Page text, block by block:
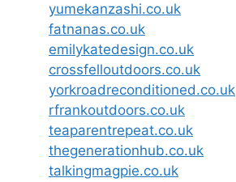
yumekanzashi.co.uk
fatnanas.co.uk
emilykatedesign.co.uk
crossfelloutdoors.co.uk
yorkroadreconditioned.co.uk
rfrankoutdoors.co.uk
teaparentrepeat.co.uk
thegenerationhub.co.uk
talkingmagpie.co.uk